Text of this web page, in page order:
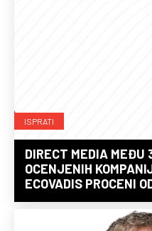
ISPRATI
DIRECT MEDIA MEĐU
OCENJENIH
ECOVADIS PROCENI